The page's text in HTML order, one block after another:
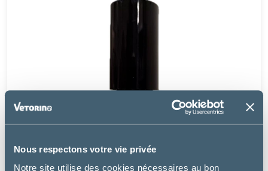
Nous respectons votre vie privée
Notre site utilise des cookies nécessaires au bon